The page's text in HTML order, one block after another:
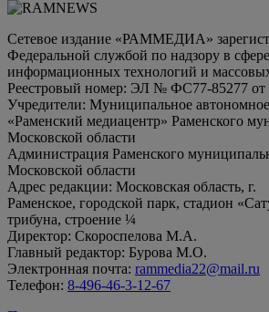
Сетевое издание «РАММЕДИА»
Федеральной службой по надзору в
информационных технологий и
Реестровый номер: ЭЛ № ФС77-85277 от
Учредители: Муниципальное
«Раменский медиацентр» Раменского
Московской области
Администрация Раменского
Московской области
Адрес редакции: Московская область, г.
Раменское, городской парк, стадион
трибуна, строение ¼
Директор: Скороспелова М.А.
Главный редактор: Бурова М.О.
Электронная почта: rammedia22@mail.ru
Телефон: 8-496-46-3-12-67